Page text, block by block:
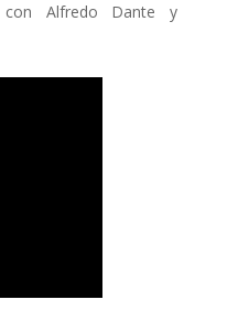
Alfredo Dante y